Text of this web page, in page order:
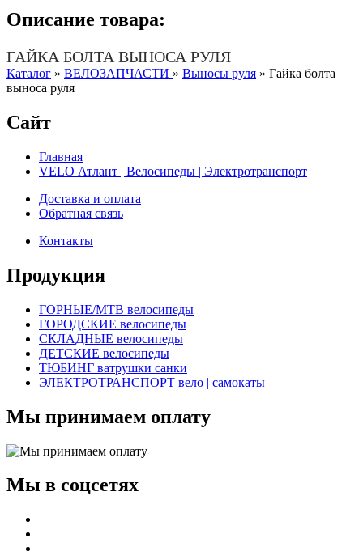
Описание товара:
ГАЙКА БОЛТА ВЫНОСА РУЛЯ
Каталог » ВЕЛОЗАПЧАСТИ » Выносы руля » Гайка болта
выноса руля
Сайт
Главная
VELO Атлант | Велосипеды | Электротранспорт
Доставка и оплата
Обратная связь
Контакты
Продукция
ГОРНЫЕ/MTB велосипеды
ГОРОДСКИЕ велосипеды
СКЛАДНЫЕ велосипеды
ДЕТСКИЕ велосипеды
ТЮБИНГ ватрушки санки
ЭЛЕКТРОТРАНСПОРТ вело | самокаты
Мы принимаем оплату
Мы в соцсетях